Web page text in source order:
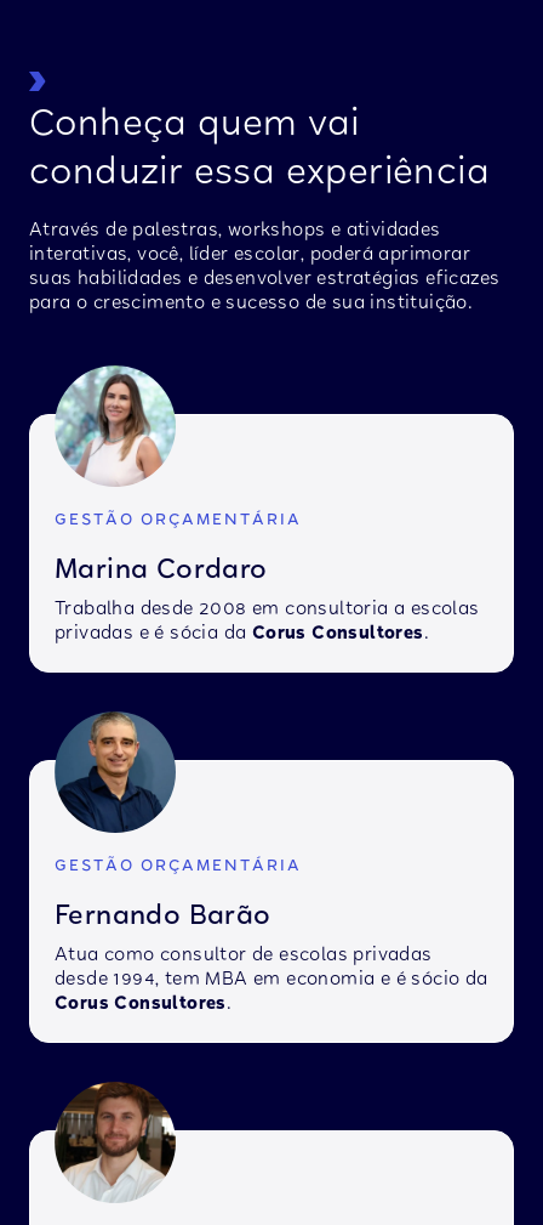
Conheça quem vai
conduzir essa experiência
Através de palestras, workshops e atividades
interativas, você, líder escolar, poderá aprimorar
suas habilidades e desenvolver estratégias eficazes
para o crescimento e sucesso de sua instituição.
GESTÃO ORÇAMENTÁRIA
Marina Cordaro
Trabalha desde 2008 em consultoria a escolas
privadas e é sócia da Corus Consultores.
GESTÃO ORÇAMENTÁRIA
Fernando Barão
Atua como consultor de escolas privadas
desde 1994, tem MBA em economia e é sócio da
Corus Consultores.